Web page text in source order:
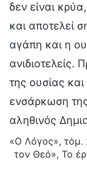
δεν είναι
και αποτελεί
αγάπη και η
ανιδιοτελείς.
της ουσίας
ενσάρκωση
αληθινός
«Ο Λόγος», τόμ.
τον Θεό», Το